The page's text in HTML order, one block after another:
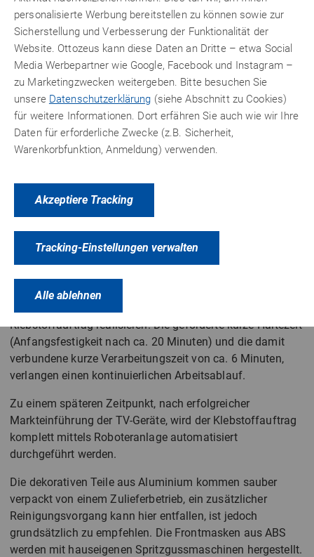
den vorgestellten Klebstoffen unterschiedlicher Hersteller
überzeugte das Produkttechnicoll® 9411. Hierbei handelt
es sich um einen reaktiven Klebestoff auf Rohstoffbasis
MMA (Methylmethacrylat)imMischungsverhältnis 10:1
(Volumenteile). Die Verarbeitung solcher Produkte erfolgt
aus sog.Doppelkammerkartuschen(auch Side-by-Side-
Kartuschen genannt) mit statischenMischrohrenund
geeigneter Auspresspistole. Für die Vorserie setzten die
Techniker 50 ml Doppel-Kartuschen in manueller
Verarbeitung ein. Bei der dann anlaufenden
Arbeiten, bei denen kein Druckluftanschluss zur Verfügung
werden. Jedoch empfiehlt es sich bei derartig langen
Klebestrecken (Applikationen in Raupen-Längen bis 3,80
elektrische Auspresspistolen
Klebstoffauftrag realisieren. Die geforderte kurze Härtezeit
(Anfangsfestigkeit nach ca. 20 Minuten) und die damit
verbundene kurze Verarbeitungszeit von ca. 6 Minuten,
verlangen einen kontinuierlichen Arbeitsablauf.
Zu einem späteren Zeitpunkt, nach erfolgreicher
Markteinführung der TV-Geräte, wird der Klebstoffauftrag
komplett mittels Roboteranlage automatisiert
durchgeführt werden.
Die dekorativen Teile aus Aluminium kommen sauber
verpackt von einem Zulieferbetrieb, ein zusätzlicher
Reinigungsvorgang kann hier entfallen, ist jedoch
grundsätzlich zu empfehlen. Die Frontmasken aus ABS
werden mit hauseigenen Spritzgussmaschinen hergestellt.
personalisierte Werbung bereitstellen zu können sowie zur
Sicherstellung und Verbesserung der Funktionalität der
Website. Ottozeus kann diese Daten an Dritte – etwa Social
Media Werbepartner wie Google, Facebook und Instagram –
zu Marketingzwecken weitergeben. Bitte besuchen Sie
unsere Datenschutzerklärung (siehe Abschnitt zu Cookies)
für weitere Informationen. Dort erfähren Sie auch wie wir Ihre
Daten für erforderliche Zwecke (z.B. Sicherheit,
Warenkorbfunktion, Anmeldung) verwenden.
Akzeptiere Tracking
Tracking-Einstellungen verwalten
Alle ablehnen